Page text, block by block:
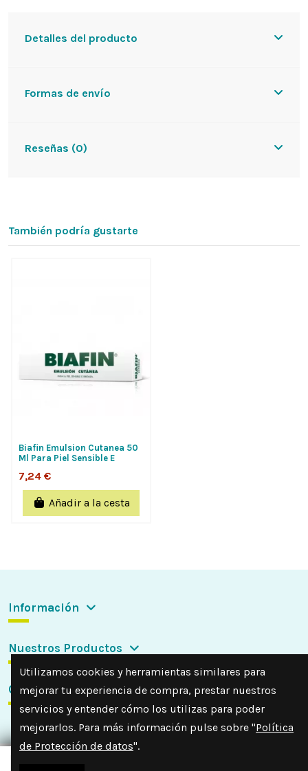
Detalles del producto
Formas de envío
Reseñas (0)
También podría gustarte
Biafin Emulsion Cutanea 50
Ml Para Piel Sensible E
7,24 €
Añadir a la cesta
Información
Nuestros Productos
Contactar con nosotros
Utilizamos cookies y herramientas similares para
mejorar tu experiencia de compra, prestar nuestros
servicios y entender cómo los utilizas para poder
mejorarlos. Para más información pulse sobre "Política
de Protección de datos".